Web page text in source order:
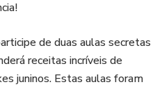
de duas aulas secretas
receitas incríveis de
juninos. Estas aulas foram